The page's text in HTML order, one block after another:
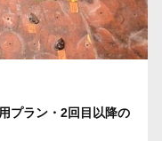
プラン・2回目以降の